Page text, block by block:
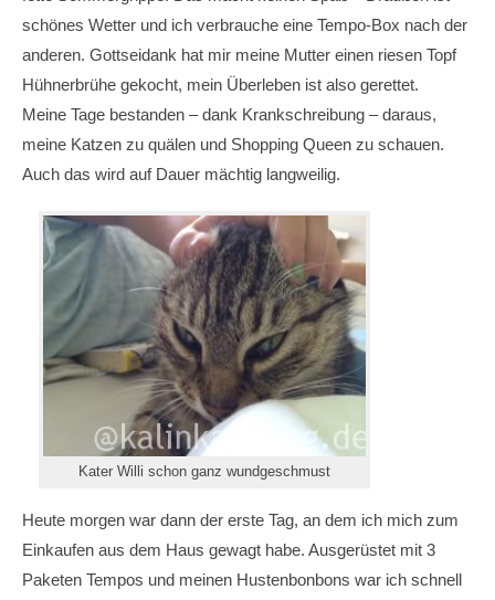
schönes Wetter und ich verbrauche eine Tempo-Box nach der
anderen. Gottseidank hat mir meine Mutter einen riesen Topf
Hühnerbrühe gekocht, mein Überleben ist also gerettet.
Meine Tage bestanden – dank Krankschreibung – daraus,
meine Katzen zu quälen und Shopping Queen zu schauen.
Auch das wird auf Dauer mächtig langweilig.
Kater Willi schon ganz wundgeschmust
Heute morgen war dann der erste Tag, an dem ich mich zum
Einkaufen aus dem Haus gewagt habe. Ausgerüstet mit 3
Paketen Tempos und meinen Hustenbonbons war ich schnell